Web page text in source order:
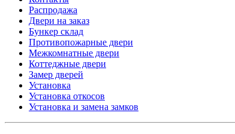
Распродажа
Двери на заказ
Бункер склад
Противопожарные двери
Межкомнатные двери
Коттеджные двери
Замер дверей
Установка
Установка откосов
Установка и замена замков